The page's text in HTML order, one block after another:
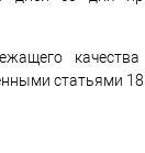
статьями 18